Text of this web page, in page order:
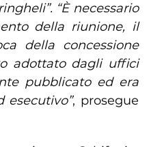
“È necessario
della riunione, il
della concessione
adottato dagli uffici
pubblicato ed era
esecutivo”, prosegue